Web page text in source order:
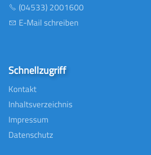
(04533) 2001600
E-Mail schreiben
Schnellzugriff
Kontakt
Inhaltsverzeichnis
Impressum
Datenschutz